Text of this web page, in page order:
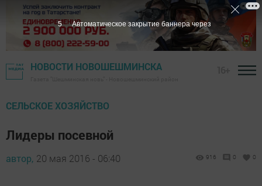
НОВОСТИ НОВОШЕШМИНСКА
СЕЛЬСКОЕ ХОЗЯЙСТВО
Лидеры посевной
автор, 20 мая 2016 - 06:40 916 0 0
5 Автоматическое закрытие баннера через